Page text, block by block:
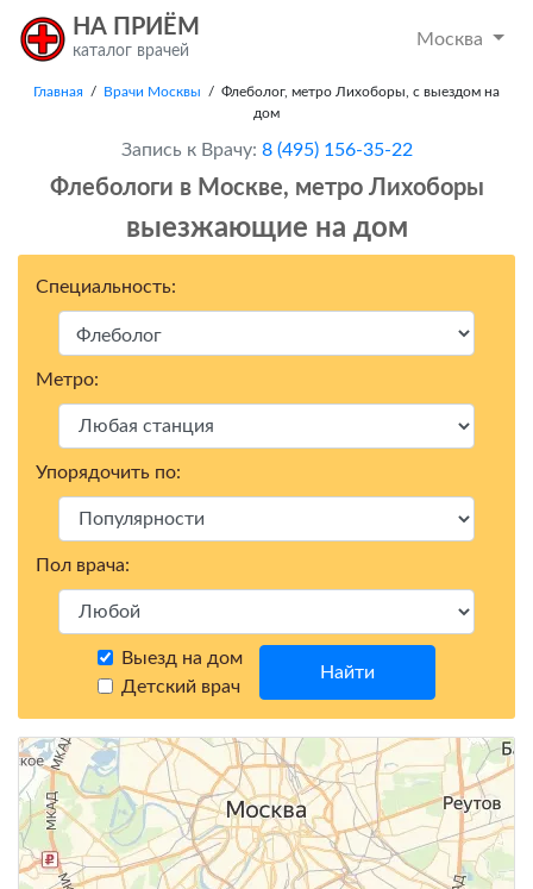
НА ПРИЁМ
каталог врачей
Москва
Главная / Врачи Москвы / Флеболог, метро Лихоборы, с выездом на
дом
Запись к Врачу: 8 (495) 156-35-22
Флебологи в Москвe, метро Лихоборы
выезжающие на дом
Специальность:
Метро:
Упорядочить по:
Пол врача:
Выезд на дом
Детский врач
Найти